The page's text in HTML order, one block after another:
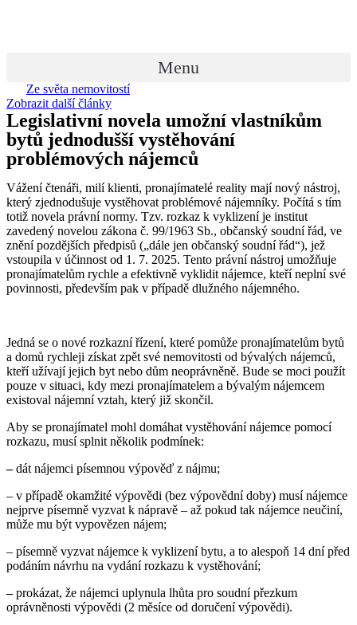
Menu
Ze světa nemovitostí
Zobrazit další články
Legislativní novela umožní vlastníkům
bytů jednodušší vystěhování
problémových nájemců
Vážení čtenáři, milí klienti, pronajímatelé reality mají nový nástroj,
který zjednodušuje vystěhovat problémové nájemníky. Počítá s tím
totiž novela právní normy. Tzv. rozkaz k vyklizení je institut
zavedený novelou zákona č. 99/1963 Sb., občanský soudní řád, ve
znění pozdějších předpisů („dále jen občanský soudní řád“), jež
vstoupila v účinnost od 1. 7. 2025. Tento právní nástroj umožňuje
pronajímatelům rychle a efektivně vyklidit nájemce, kteří neplní své
povinnosti, především pak v případě dlužného nájemného.
Jedná se o nové rozkazní řízení, které pomůže pronajímatelům bytů
a domů rychleji získat zpět své nemovitosti od bývalých nájemců,
kteří užívají jejich byt nebo dům neoprávněně. Bude se moci použít
pouze v situaci, kdy mezi pronajímatelem a bývalým nájemcem
existoval nájemní vztah, který již skončil.
Aby se pronajímatel mohl domáhat vystěhování nájemce pomocí
rozkazu, musí splnit několik podmínek:
–dát nájemci písemnou výpověď z nájmu;
– v případě okamžité výpovědi (bez výpovědní doby) musí nájemce
nejprve písemně vyzvat k nápravě – až pokud tak nájemce neučiní,
může mu být vypovězen nájem;
– písemně vyzvat nájemce k vyklizení bytu, a to alespoň 14 dní před
podáním návrhu na vydání rozkazu k vystěhování;
–prokázat, že nájemci uplynula lhůta pro soudní přezkum
oprávněnosti výpovědi (2 měsíce od doručení výpovědi).